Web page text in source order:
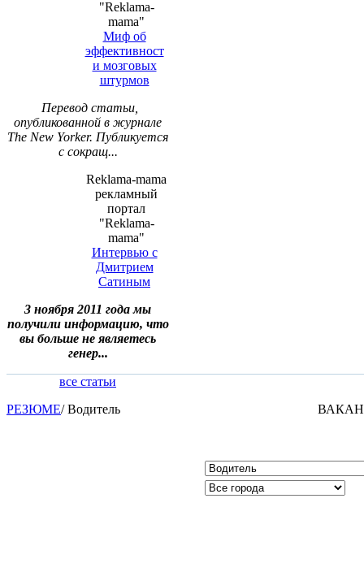
"Reklama-
mama"
Миф об
эффективност
и мозговых
штурмов
Перевод статьи,
опубликованной в журнале
The New Yorker. Публикуется
с сокращ...
Reklama-mama
рекламный
портал
"Reklama-
mama"
Интервью с
Дмитрием
Сатиным
3 ноября 2011 года мы
получили информацию, что
вы больше не являетесь
генер...
все статьи
РЕЗЮМЕ/ Водитель